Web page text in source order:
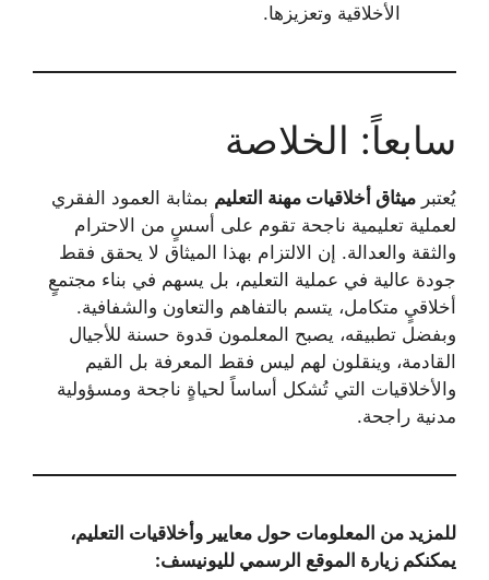
الأخلاقية وتعزيزها.
سابعاً: الخلاصة
يُعتبر ميثاق أخلاقيات مهنة التعليم بمثابة العمود الفقري
لعملية تعليمية ناجحة تقوم على أسسٍ من الاحترام
والثقة والعدالة. إن الالتزام بهذا الميثاق لا يحقق فقط
جودة عالية في عملية التعليم، بل يسهم في بناء مجتمعٍ
أخلاقيٍ متكامل، يتسم بالتفاهم والتعاون والشفافية.
وبفضل تطبيقه، يصبح المعلمون قدوة حسنة للأجيال
القادمة، وينقلون لهم ليس فقط المعرفة بل القيم
والأخلاقيات التي تُشكل أساساً لحياةٍ ناجحة ومسؤولية
مدنية راجحة.
للمزيد من المعلومات حول معايير وأخلاقيات التعليم،
يمكنكم زيارة الموقع الرسمي لليونيسف: